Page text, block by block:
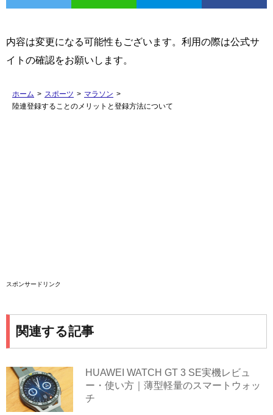
内容は変更になる可能性もございます。利用の際は公式サ
イトの確認をお願いします。
ホーム > スポーツ > マラソン >
陸連登録することのメリットと登録方法について
スポンサードリンク
関連する記事
HUAWEI WATCH GT 3 SE実機レビュ
ー・使い方｜薄型軽量のスマートウォッ
チ